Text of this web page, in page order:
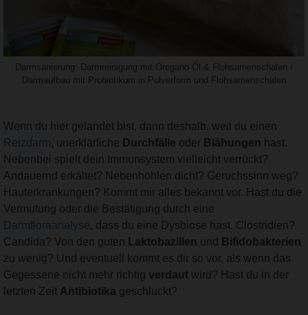
Darmsanierung: Darmreinigung mit Oregano Öl & Flohsamenschalen /
Darmaufbau mit Probiotikum in Pulverform und Flohsamenschalen
Wenn du hier gelandet bist, dann deshalb, weil du einen
Reizdarm, unerklärliche Durchfälle oder Blähungen hast.
Nebenbei spielt dein Immunsystem vielleicht verrückt?
Andauernd erkältet? Nebenhöhlen dicht? Geruchssinn weg?
Hauterkrankungen? Kommt mir alles bekannt vor. Hast du die
Vermutung oder die Bestätigung durch eine
Darmfloraanalyse, dass du eine Dysbiose hast. Clostridien?
Candida? Von den guten
Laktobazillen und
Bifidobakterien
zu wenig? Und eventuell kommt es dir so vor, als wenn das
Gegessene nicht mehr richtig verdaut wird? Hast du in der
letzten Zeit Antibiotika geschluckt?